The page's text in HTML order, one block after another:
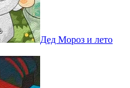
Дед Мороз и лето